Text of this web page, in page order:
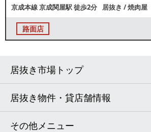
京成本線京成関屋駅徒歩2分 居抜き /焼肉屋
路面店
居抜き市場トップ
居抜き物件・貸店舗情報
その他メニュー